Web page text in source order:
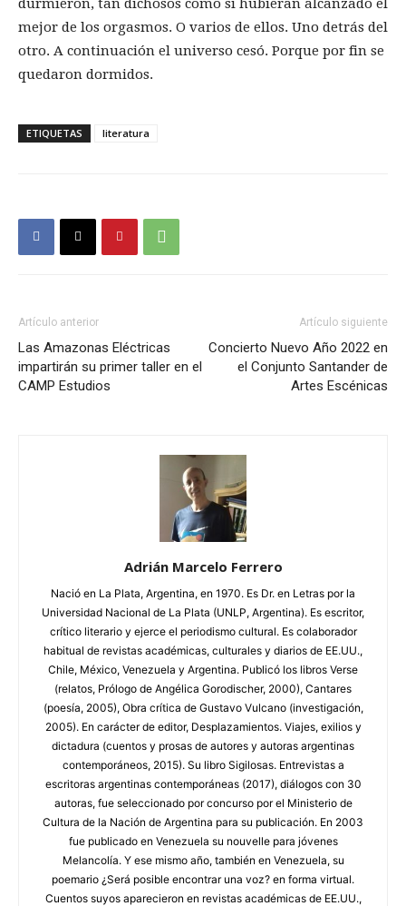
mejor de los orgasmos. O varios de ellos. Uno detrás del
otro. A continuación el universo cesó. Porque por fin se
quedaron dormidos.
ETIQUETAS literatura
Artículo anterior
Las Amazonas Eléctricas
impartirán su primer taller en el
CAMP Estudios
Artículo siguiente
Concierto Nuevo Año 2022 en
el Conjunto Santander de
Artes Escénicas
Adrián Marcelo Ferrero
Nació en La Plata, Argentina, en 1970. Es Dr. en Letras por la
Universidad Nacional de La Plata (UNLP, Argentina). Es escritor,
crítico literario y ejerce el periodismo cultural. Es colaborador
habitual de revistas académicas, culturales y diarios de EE.UU.,
Chile, México, Venezuela y Argentina. Publicó los libros Verse
(relatos, Prólogo de Angélica Gorodischer, 2000), Cantares
(poesía, 2005), Obra crítica de Gustavo Vulcano (investigación,
2005). En carácter de editor, Desplazamientos. Viajes, exilios y
dictadura (cuentos y prosas de autores y autoras argentinas
contemporáneos, 2015). Su libro Sigilosas. Entrevistas a
escritoras argentinas contemporáneas (2017), diálogos con 30
autoras, fue seleccionado por concurso por el Ministerio de
Cultura de la Nación de Argentina para su publicación. En 2003
fue publicado en Venezuela su nouvelle para jóvenes
Melancolía. Y ese mismo año, también en Venezuela, su
poemario ¿Será posible encontrar una voz? en forma virtual.
Cuentos suyos aparecieron en revistas académicas de EE.UU.,